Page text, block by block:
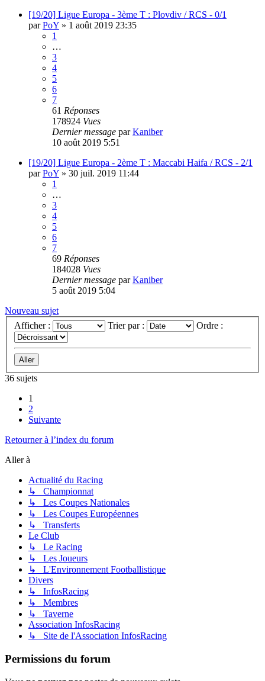
[19/20] Ligue Europa - 3ème T : Plovdiv / RCS - 0/1
parPoY » 1 août 2019 23:35
1
…
3
4
5
6
7
61 Réponses
178924 Vues
Dernier message parKaniber
10 août 2019 5:51
[19/20] Ligue Europa - 2ème T : Maccabi Haifa / RCS - 2/1
parPoY » 30 juil. 2019 11:44
1
…
3
4
5
6
7
69 Réponses
184028 Vues
Dernier message parKaniber
5 août 2019 5:04
Nouveau sujet
Afficher :
Trier par : Ordre :
36 sujets
1
2
Suivante
Retourner à l’index du forum
Aller à
Actualité du Racing
↳ Championnat
↳ Les Coupes Nationales
↳ Les Coupes Européennes
↳ Transferts
Le Club
↳ Le Racing
↳ Les Joueurs
↳ L'Environnement Footballistique
Divers
↳ InfosRacing
↳ Membres
↳ Taverne
Association InfosRacing
↳ Site de l'Association InfosRacing
Permissions du forum